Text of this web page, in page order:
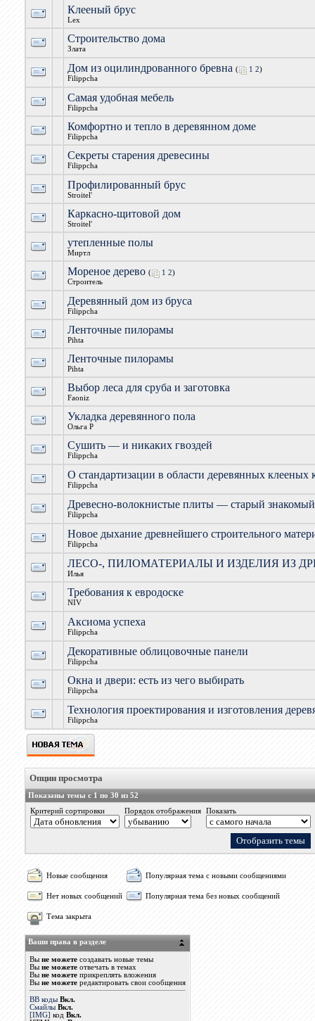
Клееный брус
Lex
Строительство дома
Злата
Дом из оцилиндрованного бревна ( 1 2)
Filippcha
Самая удобная мебель
Filippcha
Комфортно и тепло в деревянном доме
Filippcha
Секреты старения древесины
Filippcha
Профилированный брус
Stroitel'
Каркасно-щитовой дом
Stroitel'
утепленные полы
Миртл
Мореное дерево ( 1 2)
Строитель
Деревянный дом из бруса
Filippcha
Ленточные пилорамы
Pihta
Ленточные пилорамы
Pihta
Выбор леса для сруба и заготовка
Faoniz
Укладка деревянного пола
Ольга Р
Сушить — и никаких гвоздей
Filippcha
О стандартизации в области деревянных клееных
Filippcha
Древесно-волокнистые плиты — старый
Filippcha
Новое дыхание древнейшего строительного
Filippcha
ЛЕСО-, ПИЛОМАТЕРИАЛЫ И ИЗДЕЛИЯ ИЗ
Илья
Требования к евродоске
NIV
Аксиома успеха
Filippcha
Декоративные облицовочные панели
Filippcha
Окна и двери: есть из чего выбирать
Filippcha
Технология проектирования и изготовления
Filippcha
Опции просмотра
Показаны темы с 1 по 30 из 52
Критерий сортировки
Порядок отображения Показать
Новые сообщения Популярная тема с новыми сообщениями
Нет новых сообщений Популярная тема без новых сообщений
Тема закрыта
Ваши права в разделе
Вы не можетесоздавать новые темы
Вы не можетеотвечать в темах
Вы не можетеприкреплять вложения
Вы не можетередактировать свои сообщения
BB коды Вкл.
Смайлы Вкл.
[IMG] код Вкл.